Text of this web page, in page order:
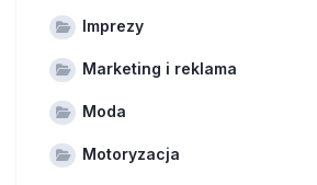
Imprezy
Marketing i reklama
Moda
Motoryzacja